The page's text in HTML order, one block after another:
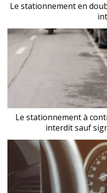
Le stationnement en
Le stationnement à
interdit sauf